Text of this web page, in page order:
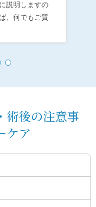
説明しますの
、何でもご質
術後の注意事
ケア